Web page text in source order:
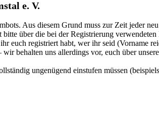
e. V.
Aus diesem Grund muss zur Zeit jeder
über die bei der Registrierung
euch registriert habt, wer ihr seid (Vorname
behalten uns allerdings vor, euch über
ungenügend einstufen müssen